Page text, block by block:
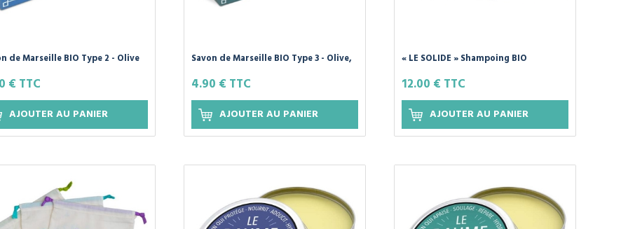
de Marseille BIO Type 2 - Olive
€ TTC
AJOUTER AU PANIER
Savon de Marseille BIO Type 3 - Olive,
4.90 € TTC
AJOUTER AU PANIER
« LE SOLIDE » Shampoing BIO
12.00 € TTC
AJOUTER AU PANIER